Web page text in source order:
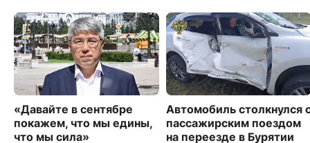
«Давайте в сентябре
покажем, что мы едины,
что мы сила»
Автомобиль столкнулся
пассажирским поездом
на переезде в Бурятии